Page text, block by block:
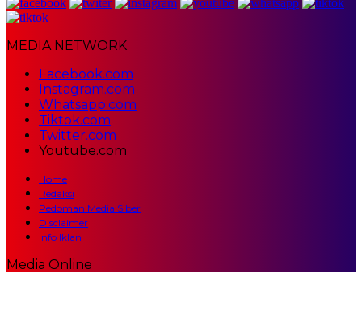
MEDIA NETWORK
Facebook.com
Instagram.com
Whatsapp.com
Tiktok.com
Twitter.com
Youtube.com
Home
Redaksi
Pedoman Media Siber
Disclaimer
Info Iklan
Media Online